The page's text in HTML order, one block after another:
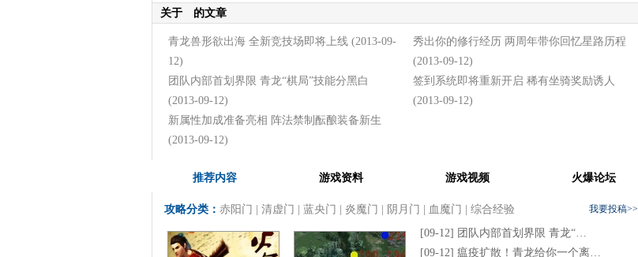
关于 的文章
青龙兽形欲出海 全新竞技场即将上线 (2013-09-
12)
秀出你的修行经历 两周年带你回忆星路历程
(2013-09-12)
团队内部首划界限 青龙“棋局”技能分黑白
(2013-09-12)
签到系统即将重新开启 稀有坐骑奖励诱人
(2013-09-12)
新属性加成准备亮相 阵法禁制酝酿装备新生
(2013-09-12)
推荐内容 游戏资料 游戏视频 火爆论坛
我要投稿>>
攻略分类： 赤阳门 清虚门 蓝央门 炎魔门 阴月门 血魔门
综合经验
[09-12] 团队内部首划界限 青龙“…
[09-12] 瘟疫扩散！青龙给你一个离…